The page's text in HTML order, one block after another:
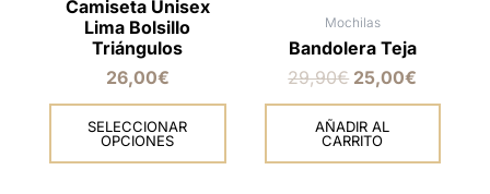
Camiseta Unisex
Lima Bolsillo
Triángulos
26,00€
SELECCIONAR
OPCIONES
página
de
producto
Mochilas
Bandolera Teja
29,90€ 25,00€
AÑADIR AL
CARRITO